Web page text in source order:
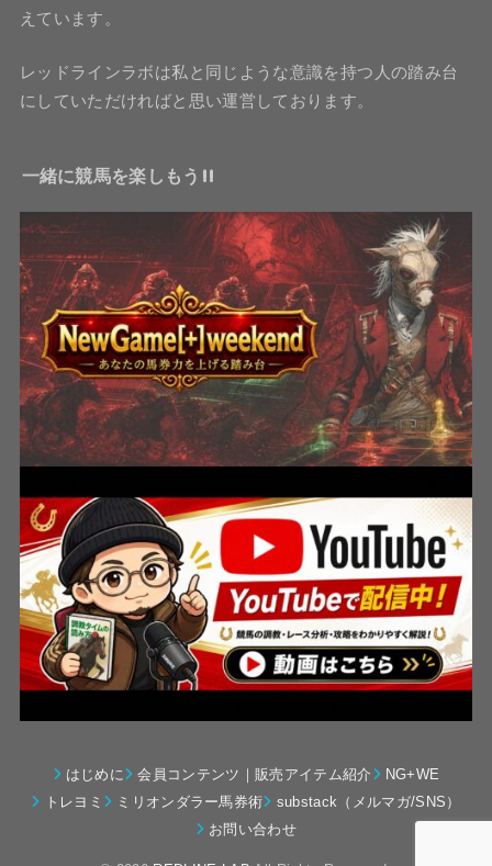
えています。
レッドラインラボは私と同じような意識を持つ人の踏み台
にしていただければと思い運営しております。
一緒に競馬を楽しもう!!
はじめに 会員コンテンツ｜販売アイテム紹介
NG+WE
トレヨミ
ミリオンダラー馬券術
substack（メルマガ/SNS）
お問い合わせ